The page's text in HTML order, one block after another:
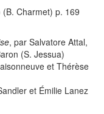
Charmet) p. 169
, par Salvatore Attal,
(S. Jessua)
et Thérèse
et Émilie Lanez